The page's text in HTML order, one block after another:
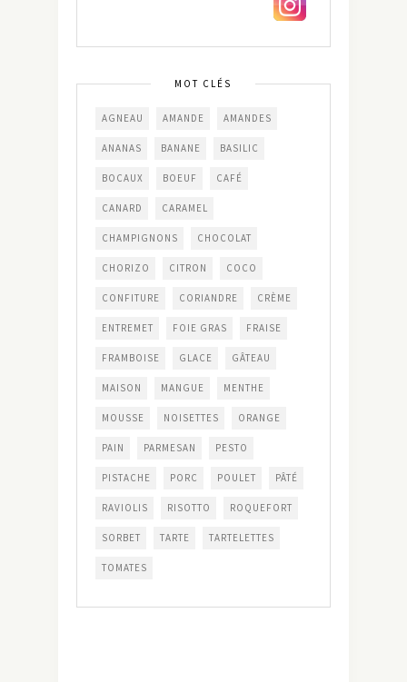
MOT CLÉS
AGNEAU AMANDE AMANDES
ANANAS BANANE BASILIC
BOCAUX BOEUF CAFÉ
CANARD CARAMEL
CHAMPIGNONS CHOCOLAT
CHORIZO CITRON COCO
CONFITURE CORIANDRE CRÈME
ENTREMET FOIE GRAS FRAISE
FRAMBOISE GLACE GÂTEAU
MAISON MANGUE MENTHE
MOUSSE NOISETTES ORANGE
PAIN PARMESAN PESTO
PISTACHE PORC POULET PÂTÉ
RAVIOLIS RISOTTO ROQUEFORT
SORBET TARTE TARTELETTES
TOMATES